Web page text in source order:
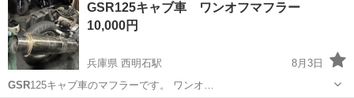
GSR125キャブ車 ワンオフマフラー
10,000円
兵庫県 西明石駅
8月3日
GSR125キャブ車のマフラーです。 ワンオ…